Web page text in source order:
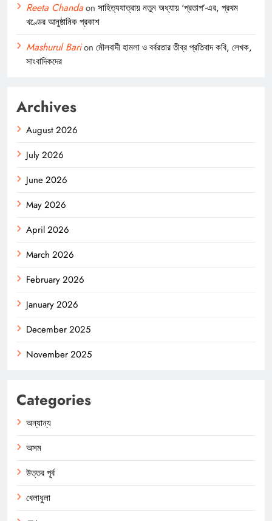
Reeta Chandaon সাহিত্যযাত্রায় নতুন অধ্যায় ‘প্রতাপ’-এর, প্রথম
খণ্ডের আনুষ্ঠানিক প্রকাশ
Mashurul Barion মৌলবাদী হামলা ও বর্বরতার তীব্র প্রতিবাদ কবি, লেখক,
সাংবাদিকদের
Archives
August 2026
July 2026
June 2026
May 2026
April 2026
March 2026
February 2026
January 2026
December 2025
November 2025
Categories
অন্যান্য
অসম
উত্তর পূর্ব
খেলাধুলা